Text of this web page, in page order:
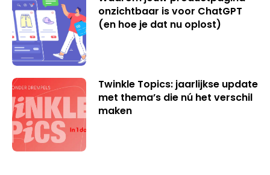
onzichtbaar is voor ChatGPT
(en hoe je dat nu oplost)
Twinkle Topics: jaarlijkse update
met thema’s die nú het verschil
maken